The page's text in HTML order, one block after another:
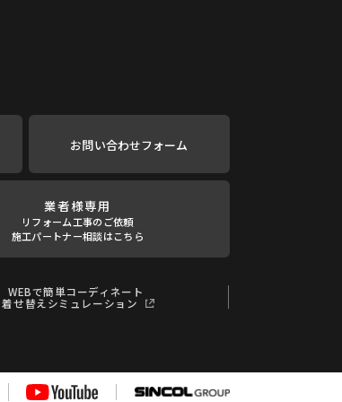
お問い合わせフォーム
業者様専用
リフォーム工事のご依頼
施工パートナー相談はこちら
WEBで簡単コーディネート
着せ替えシミュレーション